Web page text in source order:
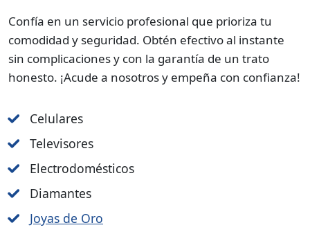
Confía en un servicio profesional que prioriza tu
comodidad y seguridad. Obtén efectivo al instante
sin complicaciones y con la garantía de un trato
honesto. ¡Acude a nosotros y empeña con confianza!
Celulares
Televisores
Electrodomésticos
Diamantes
Joyas de Oro